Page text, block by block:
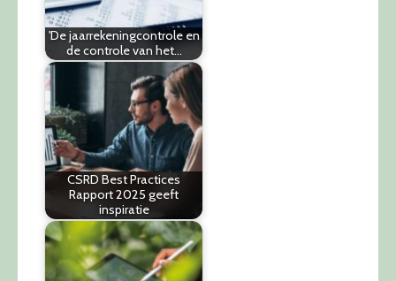
'De jaarrekeningcontrole en
de controle van het…
CSRD Best Practices
Rapport 2025 geeft
inspiratie